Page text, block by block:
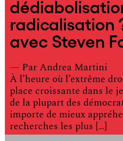
radicalisation
avec Steven
— Par Andrea Martini
À l’heure où l’extrême
place croissante dans le
de la plupart des
importe de mieux
recherches les plus […]